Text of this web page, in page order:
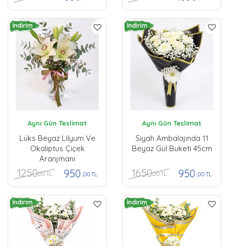
İndirim
Aynı Gün Teslimat
Lüks Beyaz Lilyum Ve
Okaliptus Çiçek
Aranjmanı
1250,00 TL 950 ,00 TL
İndirim
Aynı Gün Teslimat
Siyah Ambalajında 11
Beyaz Gül Buketi 45cm
1650,00 TL 950 ,00 TL
İndirim İndirim